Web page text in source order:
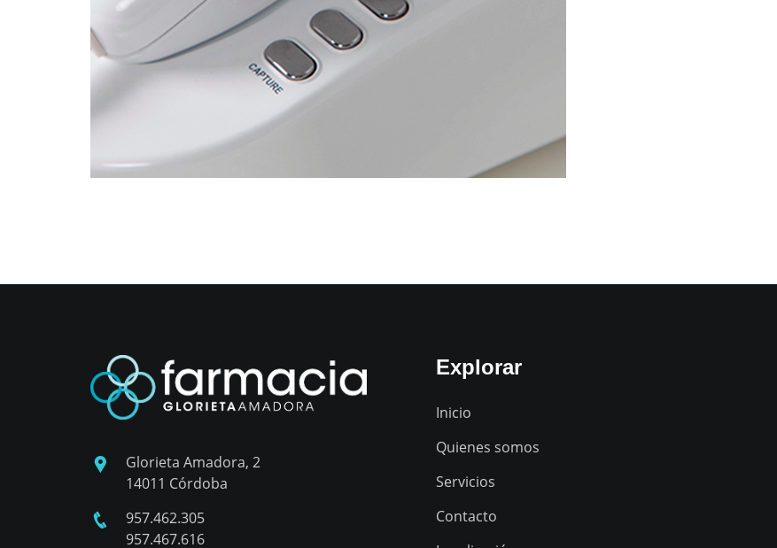
Glorieta Amadora, 2
14011 Córdoba
957.462.305
957.467.616
Explorar
Inicio
Quienes somos
Servicios
Contacto